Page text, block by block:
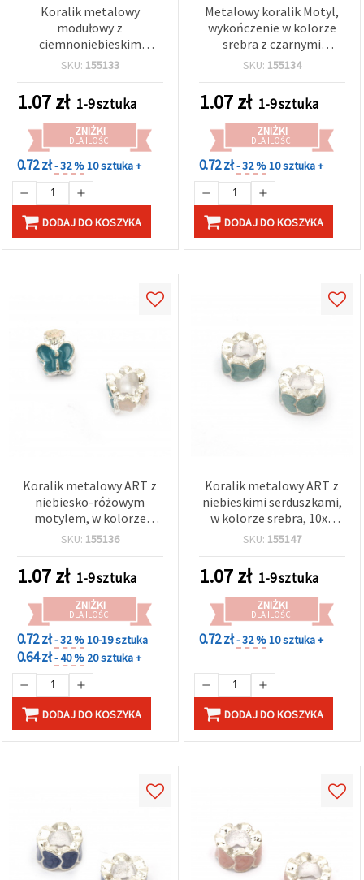
Koralik metalowy
modułowy z
ciemnoniebieskim
motylem, w kolorze
otwór: 5 mm
SKU: 155133
1.07zł 1-9 sztuka
ZNIŻKI
DLA ILOŚCI
0.72 zł- 32 %10 sztuka +
DODAJ DO KOSZYKA
Metalowy koralik Motyl,
wykończenie w kolorze
srebra z czarnymi
akcentami (nie srebro),
mm, do bransoletek,
naszyjników i biżuterii
handmade/DIY
SKU: 155134
1.07zł 1-9 sztuka
ZNIŻKI
DLA ILOŚCI
0.72 zł- 32 %10 sztuka +
DODAJ DO KOSZYKA
Koralik metalowy ART z
niebiesko-różowym
motylem, w kolorze
srebrnym, 12,5x7,5 mm,
SKU: 155136
1.07zł 1-9 sztuka
ZNIŻKI
DLA ILOŚCI
0.72 zł- 32 %10-19 sztuka
0.64 zł- 40 % 20 sztuka +
DODAJ DO KOSZYKA
Koralik metalowy ART z
niebieskimi serduszkami,
w kolorze srebra, 10x6
mm, otwór 5 mm
SKU: 155147
1.07zł 1-9 sztuka
ZNIŻKI
DLA ILOŚCI
0.72 zł- 32 %10 sztuka +
DODAJ DO KOSZYKA